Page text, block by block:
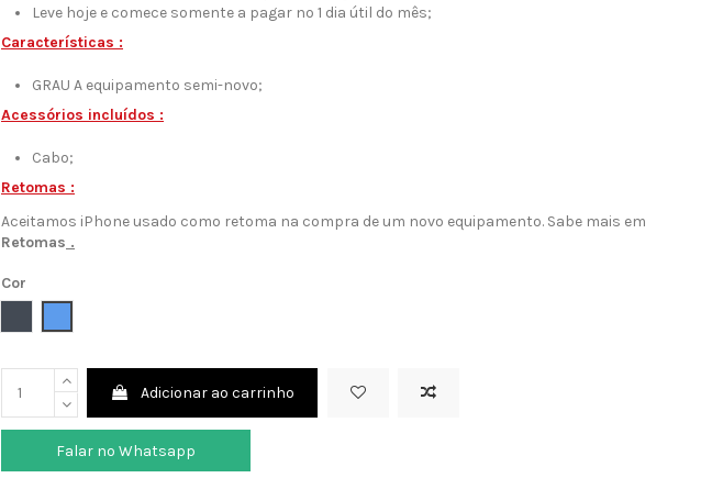
Leve hoje e comece somente a pagar no 1 dia útil do mês;
Características :
GRAU A equipamento semi-novo;
Acessórios incluídos :
Cabo;
Retomas :
Aceitamos iPhone usado como retoma na compra de um novo equipamento. Sabe mais em
Retomas .
Cor
Adicionar ao carrinho
Falar no Whatsapp